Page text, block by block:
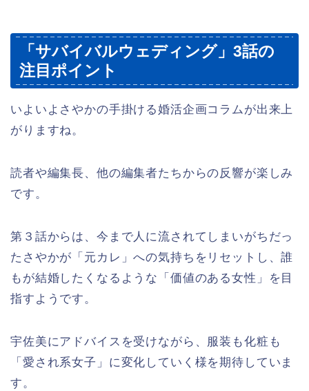
「サバイバルウェディング」3話の
注目ポイント
いよいよさやかの手掛ける婚活企画コラムが出来上
がりますね。
読者や編集長、他の編集者たちからの反響が楽しみ
です。
第３話からは、今まで人に流されてしまいがちだっ
たさやかが「元カレ」への気持ちをリセットし、誰
もが結婚したくなるような「価値のある女性」を目
指すようです。
宇佐美にアドバイスを受けながら、服装も化粧も
「愛され系女子」に変化していく様を期待していま
す。